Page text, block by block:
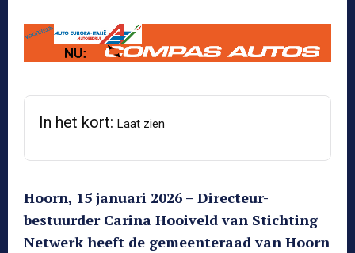
In het kort: Laat zien
Hoorn, 15 januari 2026 – Directeur-
bestuurder Carina Hooiveld van Stichting
Netwerk heeft de gemeenteraad van Hoorn